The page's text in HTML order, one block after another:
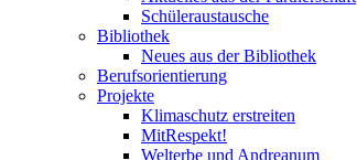
Schüleraustausche
Bibliothek
Neues aus der Bibliothek
Berufsorientierung
Projekte
Klimaschutz erstreiten
MitRespekt!
Welterbe und Andreanum